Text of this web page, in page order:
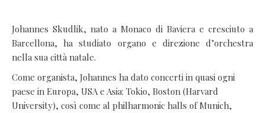
Johannes Skudlik, nato a Monaco di Baviera e cresciuto a
Barcellona, ha studiato organo e direzione d’orchestra
nella sua città natale.
Come organista, Johannes ha dato concerti in quasi ogni
paese in Europa, USA e Asia: Tokio, Boston (Harvard
University), così come al philharmonic halls of Munich,